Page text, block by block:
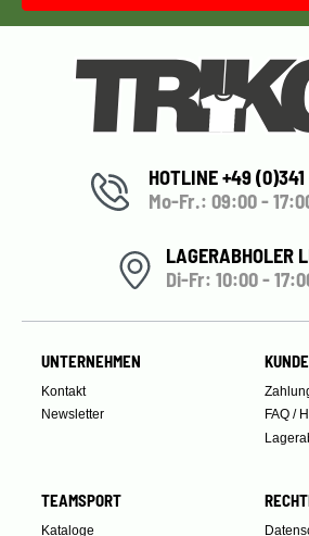
HOTLINE +49
Mo-Fr.: 09:00 -
LAGERABHOLER
Di-Fr: 10:00 -
UNTERNEHMEN
Kontakt
Newsletter
FAQ /
TEAMSPORT
Kataloge